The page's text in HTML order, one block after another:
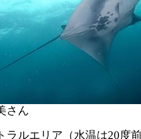
さん
ラルエリア（水温は20度